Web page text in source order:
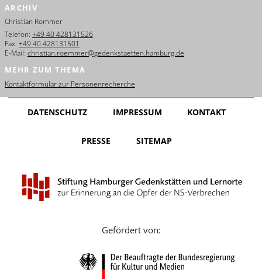
Français
Dansk
Español
Nederlands
Português
Русский
ARCHIV
Christian Römmer
Telefon: +49 40 428131526
Fax: +49 40 428131501
E-Mail: christian.roemmer@gedenkstaetten.hamburg.de
MEHR ZUM THEMA
Kontaktformular zur Personenrecherche
DATENSCHUTZ IMPRESSUM KONTAKT
PRESSE SITEMAP
Gefördert von: